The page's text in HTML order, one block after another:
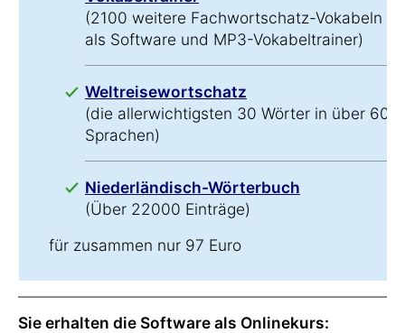
(2100 weitere Fachwortschatz-Vokabeln
als Software und MP3-Vokabeltrainer)
Weltreisewortschatz
(die allerwichtigsten 30 Wörter in über 60
Sprachen)
Niederländisch-Wörterbuch
(Über 22000 Einträge)
für zusammen nur 97 Euro
Sie erhalten die Software als Onlinekurs: